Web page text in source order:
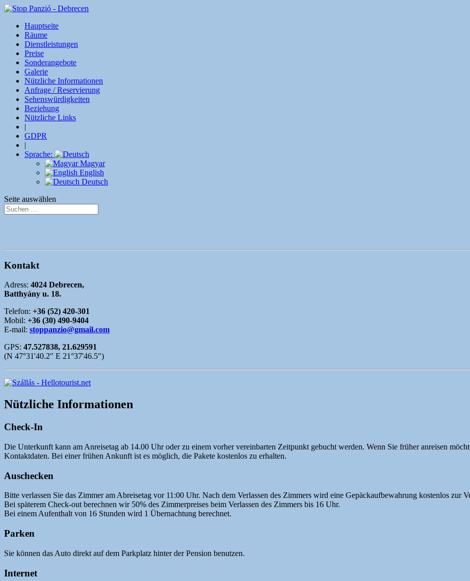
Hauptseite
Räume
Dienstleistungen
Preise
Sonderangebote
Galerie
Nützliche Informationen
Anfrage / Reservierung
Sehenswürdigkeiten
Beziehung
Nützliche Links
|
GDPR
|
Sprache:
Magyar
English
Deutsch
Seite auswählen
Kontakt
Adress: 4024 Debrecen,
Batthyány u. 18.
Telefon: +36 (52) 420-301
Mobil: +36 (30) 490-9404
E-mail: stoppanzio@gmail.com
GPS: 47.527838, 21.629591
(N 47°31'40.2" E 21°37'46.5")
Nützliche Informationen
Check-In
Die Unterkunft kann am Anreisetag ab 14.00 Uhr oder zu einem vorher vereinbarten Zeitpunkt gebucht werden. Wenn Sie früher anreisen
Kontaktdaten. Bei einer frühen Ankunft ist es möglich, die Pakete kostenlos zu erhalten.
Auschecken
Bitte verlassen Sie das Zimmer am Abreisetag vor 11:00 Uhr. Nach dem Verlassen des Zimmers wird eine Gepäckaufbewahrung kostenlos zur
Bei späterem Check-out berechnen wir 50% des Zimmerpreises beim Verlassen des Zimmers bis 16 Uhr.
Bei einem Aufenthalt von 16 Stunden wird 1 Übernachtung berechnet.
Parken
Sie können das Auto direkt auf dem Parkplatz hinter der Pension benutzen.
Internet